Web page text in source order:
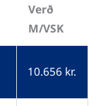
Verð
M/VSK
10.656 kr.